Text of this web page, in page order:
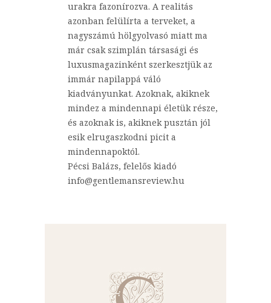
urakra fazonírozva. A realitás
azonban felülírta a terveket, a
nagyszámú hölgyolvasó miatt ma
már csak szimplán társasági és
luxusmagazinként szerkesztjük az
immár napilappá váló
kiadványunkat. Azoknak, akiknek
mindez a mindennapi életük része,
és azoknak is, akiknek pusztán jól
esik elrugaszkodni picit a
mindennapoktól.
Pécsi Balázs, felelős kiadó
info@gentlemansreview.hu